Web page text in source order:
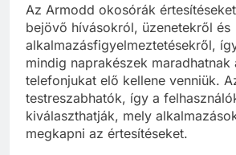
Az Armodd okosórák
bejövő hívásokról, üzenetekről és
alkalmazásfigyelmeztetésekről,
mindig naprakészek maradhatnak
telefonjukat elő kellene venniük.
testreszabhatók, így a
kiválaszthatják, mely
megkapni az értesítéseket.